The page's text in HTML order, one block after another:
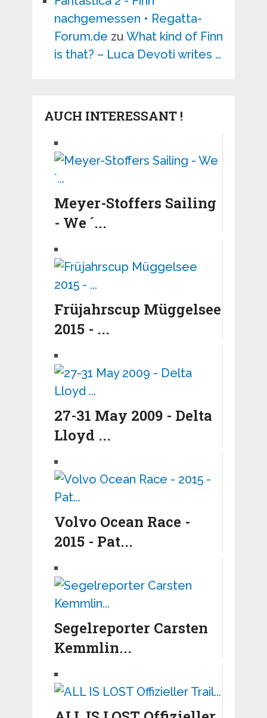
nachgemessen • Regatta-
Forum.de zu What kind of Finn
is that? – Luca Devoti writes …
AUCH INTERESSANT !
Meyer-Stoffers Sailing
- We ´...
Früjahrscup Müggelsee
2015 - ...
27-31 May 2009 - Delta
Lloyd ...
Volvo Ocean Race -
2015 - Pat...
Segelreporter Carsten
Kemmlin...